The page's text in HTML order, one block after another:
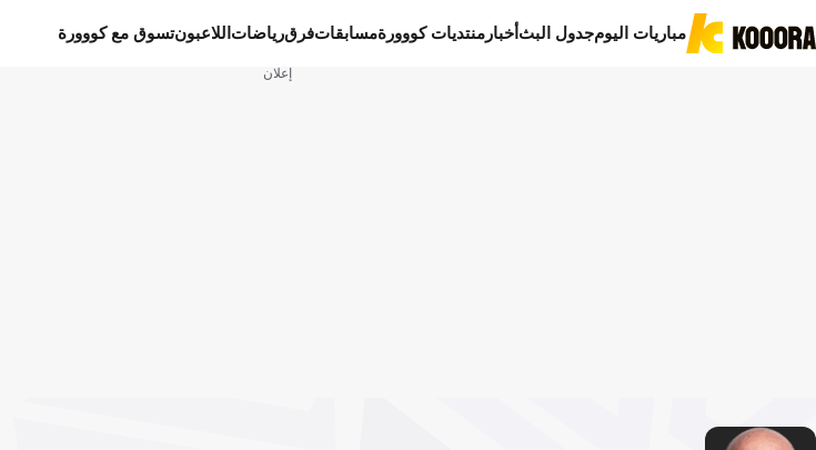
مباريات اليومجدول البثأخبار منتديات كووورةمسابقاتفرقرياضات اللاعبونتسوق مع كووورة
إعلان